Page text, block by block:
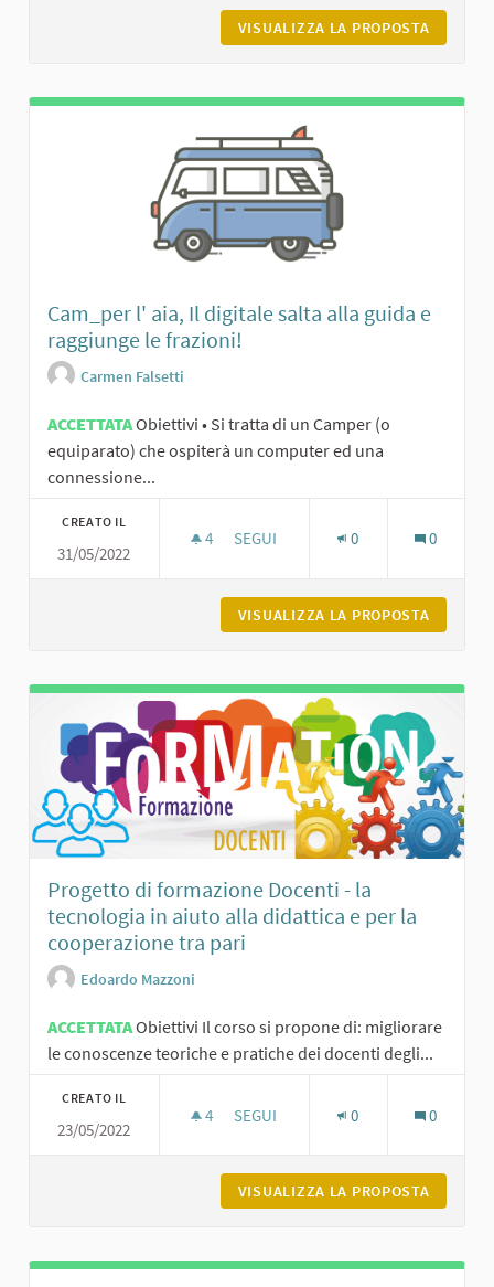
VISUALIZZA LA PROPOSTA
Cam_per l' aia, Il digitale salta alla guida e
raggiunge le frazioni!
Carmen Falsetti
ACCETTATAObiettivi • Si tratta di un Camper (o
equiparato) che ospiterà un computer ed una
connessione...
CREATO IL
31/05/2022
4 4 SOSTENITORI
SEGUI 0 0
VISUALIZZA LA PROPOSTA
Progetto di formazione Docenti - la
tecnologia in aiuto alla didattica e per la
cooperazione tra pari
Edoardo Mazzoni
ACCETTATAObiettivi Il corso si propone di: migliorare
le conoscenze teoriche e pratiche dei docenti degli...
CREATO IL
23/05/2022
4 4 SOSTENITORI
SEGUI 0 0
VISUALIZZA LA PROPOSTA